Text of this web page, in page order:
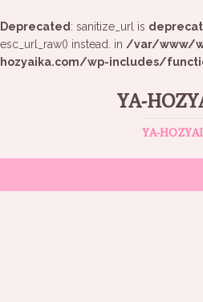
Deprecated : sanitize_url is
esc_url_raw() instead. in /var/www/
hozyaika.com/wp-includes/
YA-
YA-